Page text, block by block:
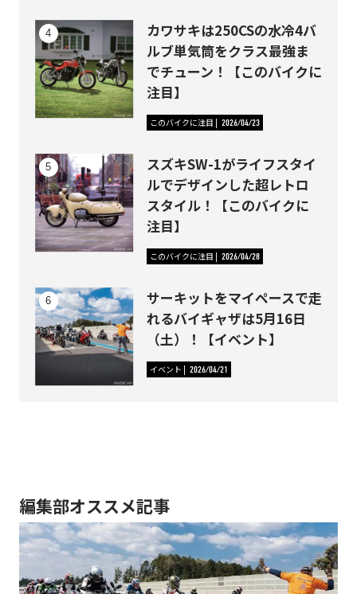
カワサキは250CSの水冷4バ
ルブ単気筒をクラス最強ま
でチューン！【このバイクに
注目】
このバイクに注目 2026/04/23
スズキSW-1がライフスタイ
ルでデザインした超レトロ
スタイル！【このバイクに
注目】
このバイクに注目 2026/04/28
サーキットをマイペースで走
れるバイギャザは5月16日
（土）！【イベント】
イベント 2026/04/21
編集部オススメ記事